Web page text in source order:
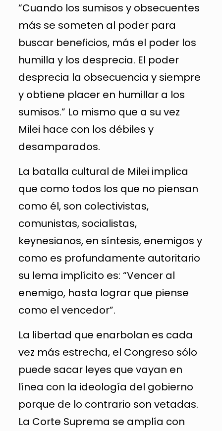
“Cuando los sumisos y obsecuentes
más se someten al poder para
buscar beneficios, más el poder los
humilla y los desprecia. El poder
desprecia la obsecuencia y siempre
y obtiene placer en humillar a los
sumisos.” Lo mismo que a su vez
Milei hace con los débiles y
desamparados.
La batalla cultural de Milei implica
que como todos los que no piensan
como él, son colectivistas,
comunistas, socialistas,
keynesianos, en síntesis, enemigos y
como es profundamente autoritario
su lema implícito es: “Vencer al
enemigo, hasta lograr que piense
como el vencedor”.
La libertad que enarbolan es cada
vez más estrecha, el Congreso sólo
puede sacar leyes que vayan en
línea con la ideología del gobierno
porque de lo contrario son vetadas.
La Corte Suprema se amplía con